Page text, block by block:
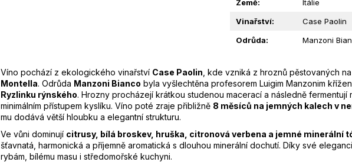
Země:
Itálie
Vinařství:
Case Paolin
Odrůda: Manzoni
Víno pochází z ekologického vinařství Case Paolin , kde vzniká z hroznů pěstovaných
Montella. Odrůda Manzoni Bianco byla vyšlechtěna profesorem Luigim Manzonim
Ryzlinku rýnského. Hrozny procházejí krátkou studenou macerací a následně fermentují
minimálním přístupem kyslíku. Víno poté zraje přibližně 8 měsíců na jemných kalech v
mu dodává větší hloubku a elegantní strukturu.
Ve vůni dominují citrusy, bílá broskev, hruška, citronová verbena a jemné minerální
šťavnatá, harmonická a příjemně aromatická s dlouhou minerální dochutí. Díky své
rybám, bílému masu i středomořské kuchyni.